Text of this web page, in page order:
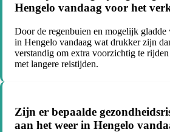
Hengelo vandaag voor het
Door de regenbuien en mogelijk gladde
in Hengelo vandaag wat drukker zijn
verstandig om extra voorzichtig te
met langere reistijden.
Zijn er bepaalde
aan het weer in Hengelo